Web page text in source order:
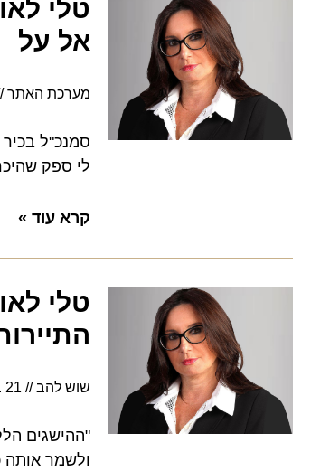
טלי
אל על
מערכת האתר 29 באוגוסט 2024
סמנכ"ל בכיר
לי ספק
קרא עוד »
טלי
שוש להב 21 באוגוסט 2024
"ההישגים הללו
ולשמר אותה